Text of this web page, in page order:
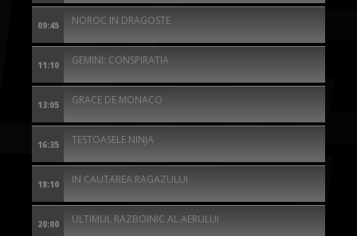
09:45 NOROC IN DRAGOSTE
11:10 GEMINI: CONSPIRATIA
13:05 GRACE DE MONACO
16:35 TESTOASELE NINJA
18:10 IN CAUTAREA RAGAZULUI
20:00 ULTIMUL RAZBOINIC AL AERULUI